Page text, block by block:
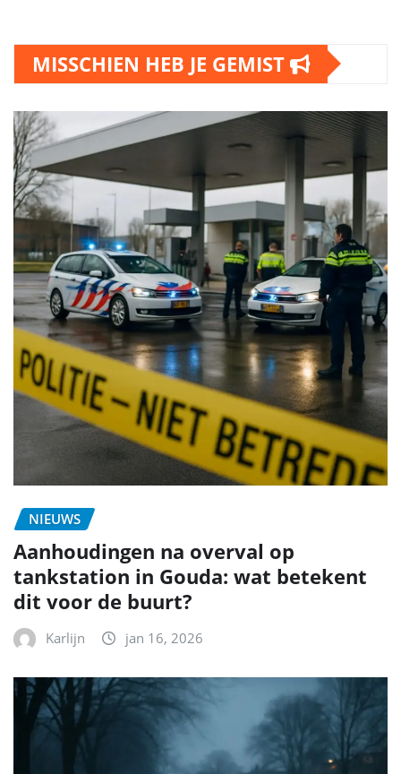
MISSCHIEN HEB JE GEMIST
NIEUWS
Aanhoudingen na overval op
tankstation in Gouda: wat betekent
dit voor de buurt?
Karlijn jan 16, 2026